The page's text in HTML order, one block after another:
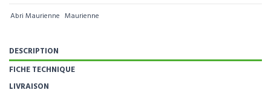
Abri Maurienne Maurienne
DESCRIPTION
FICHE TECHNIQUE
LIVRAISON